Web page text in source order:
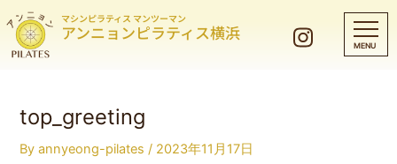
マシンピラティス マンツーマン
アンニョンピラティス横浜
top_greeting
Byannyeong-pilates / 2023年11月17日